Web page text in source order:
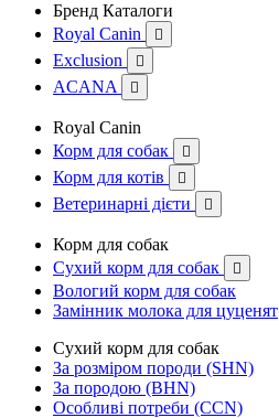
Бренд Каталоги
Royal Canin

Exclusion 
ACANA 
Royal Canin
Корм для собак

Корм для котів 
Ветеринарні дієти 
Корм для собак
Сухий корм для собак

Вологий корм для собак
Замінник молока для цуценят
Сухий корм для собак
За розміром породи (SHN)
За породою (BHN)
Особливі потреби (CCN)